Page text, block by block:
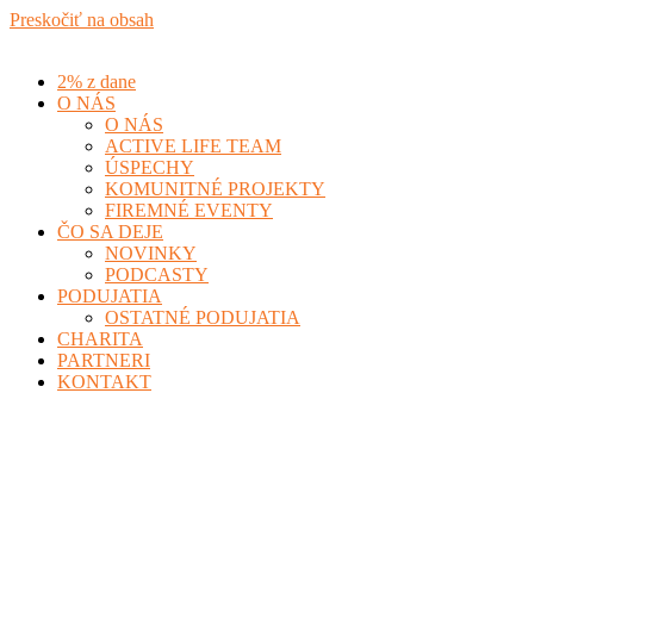
Preskočiť na obsah
2% z dane
O NÁS
O NÁS
ACTIVE LIFE TEAM
ÚSPECHY
KOMUNITNÉ PROJEKTY
FIREMNÉ EVENTY
ČO SA DEJE
NOVINKY
PODCASTY
PODUJATIA
OSTATNÉ PODUJATIA
CHARITA
PARTNERI
KONTAKT